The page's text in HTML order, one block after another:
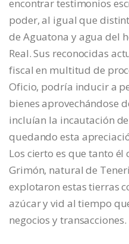
encontrar testimonios
poder, al igual que
de Aguatona y agua del
Real. Sus reconocidas
fiscal en multitud de
Oficio, podría inducir a
bienes aprovechándose
incluían la incautación
quedando esta
Los cierto es que tanto él
Grimón, natural de
explotaron estas tierras
azúcar y vid al tiempo
negocios y transacciones.